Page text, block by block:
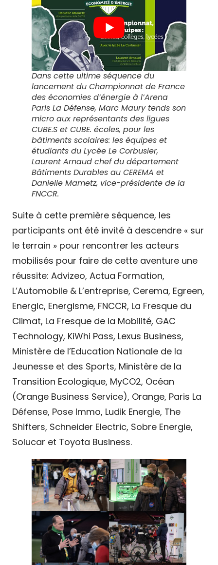
Dans cette ultime séquence du
lancement du Championnat de France
des économies d’énergie à l’Arena
Paris La Défense, Marc Maury tends son
micro aux représentants des ligues
CUBE.S et CUBE. écoles, pour les
bâtiments scolaires: les équipes et
étudiants du Lycée Le Corbusier,
Laurent Arnaud chef du département
Bâtiments Durables au CEREMA et
Danielle Mametz, vice-présidente de la
FNCCR.
Suite à cette première séquence, les
participants ont été invité à descendre « sur
le terrain » pour rencontrer les acteurs
mobilisés pour faire de cette aventure une
réussite: Advizeo, Actua Formation,
L’Automobile & L’entreprise, Cerema, Egreen,
Energic, Energisme, FNCCR, La Fresque du
Climat, La Fresque de la Mobilité, GAC
Technology, KiWhi Pass, Lexus Business,
Ministère de l’Education Nationale de la
Jeunesse et des Sports, Ministère de la
Transition Ecologique, MyCO2, Océan
(Orange Business Service), Orange, Paris La
Défense, Pose Immo, Ludik Energie, The
Shifters, Schneider Electric, Sobre Energie,
Solucar et Toyota Business.